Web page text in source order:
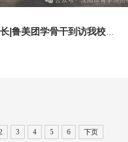
3 4 5 6 下页